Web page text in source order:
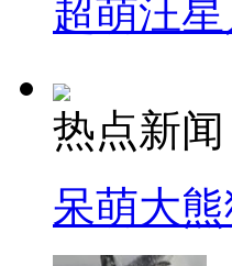
超萌汪
热点新闻
呆萌大